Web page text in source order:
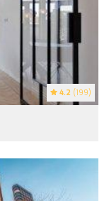
4.2 (199)